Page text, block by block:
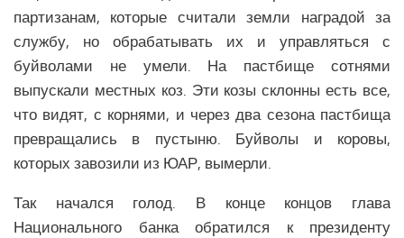
партизанам, которые считали земли наградой за
службу, но обрабатывать их и управляться с
буйволами не умели. На пастбище сотнями
выпускали местных коз. Эти козы склонны есть все,
что видят, с корнями, и через два сезона пастбища
превращались в пустыню. Буйволы и коровы,
которых завозили из ЮАР, вымерли.
Так начался голод. В конце концов глава
Национального банка обратился к президенту